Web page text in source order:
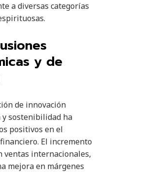
a diversas categorías
y de
de innovación
sostenibilidad ha
positivos en el
El incremento
ventas internacionales,
mejora en márgenes